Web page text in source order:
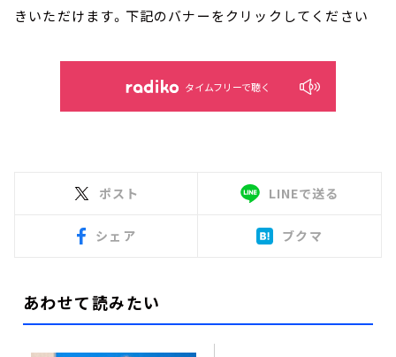
きいただけます。下記のバナーをクリックしてください
タイムフリーで聴く
ポスト LINEで送る
シェア ブクマ
あわせて読みたい